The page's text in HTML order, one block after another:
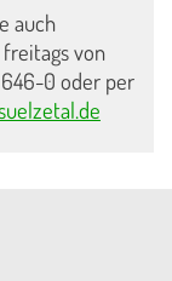
auch
von
0 oder per